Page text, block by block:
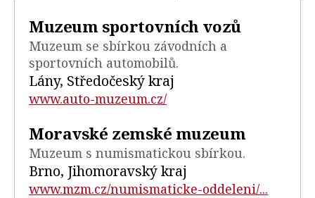
Muzeum sportovních vozů
Muzeum se sbírkou závodních a
sportovních automobilů.
Lány, Středočeský kraj
www.auto-muzeum.cz/
Moravské zemské muzeum
Muzeum s numismatickou sbírkou.
Brno, Jihomoravský kraj
www.mzm.cz/numismaticke-oddeleni/...